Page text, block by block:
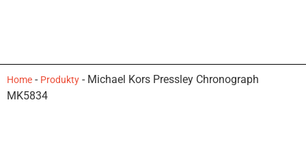
Home - Produkty - Michael Kors Pressley Chronograph
MK5834